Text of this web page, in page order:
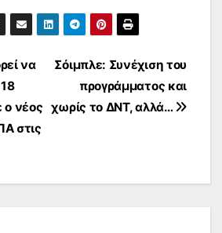
Σόιμπλε: Συνέχιση του
προγράμματος και
χωρίς το ΔΝΤ, αλλά…
να
νέος
στις